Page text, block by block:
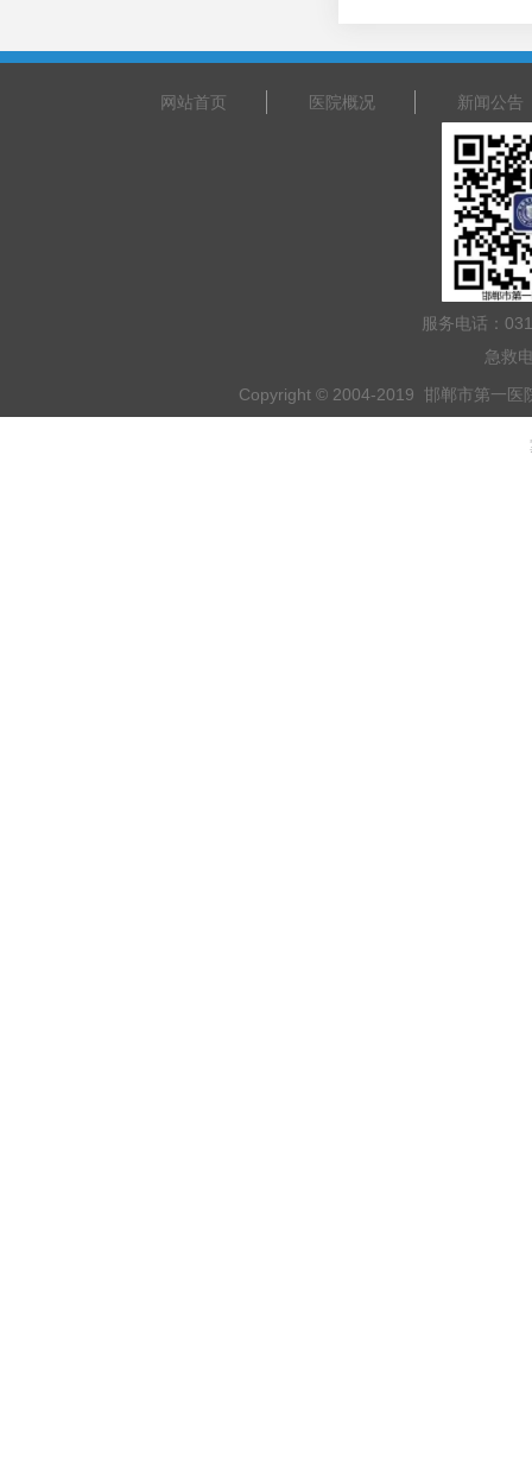
服务电话：
急救
Copyright © 2004-2019 邯郸市第一
乘车路线：乘坐
网站首页 医院概况 新闻公告